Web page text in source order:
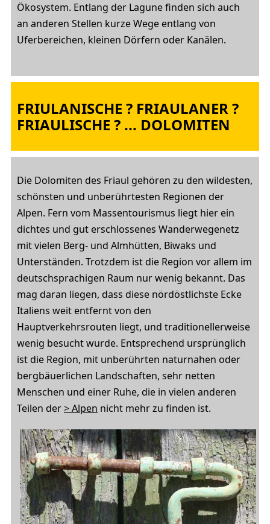
Ökosystem. Entlang der Lagune finden sich auch
an anderen Stellen kurze Wege entlang von
Uferbereichen, kleinen Dörfern oder Kanälen.
FRIULANISCHE ? FRIAULANER ?
FRIAULISCHE ? ... DOLOMITEN
Die Dolomiten des Friaul gehören zu den wildesten,
schönsten und unberührtesten Regionen der
Alpen. Fern vom Massentourismus liegt hier ein
dichtes und gut erschlossenes Wanderwegenetz
mit vielen Berg- und Almhütten, Biwaks und
Unterständen. Trotzdem ist die Region vor allem im
deutschsprachigen Raum nur wenig bekannt. Das
mag daran liegen, dass diese nördöstlichste Ecke
Italiens weit entfernt von den
Hauptverkehrsrouten liegt, und traditionellerweise
wenig besucht wurde. Entsprechend ursprünglich
ist die Region, mit unberührten naturnahen oder
bergbäuerlichen Landschaften, sehr netten
Menschen und einer Ruhe, die in vielen anderen
Teilen der> Alpen nicht mehr zu finden ist.